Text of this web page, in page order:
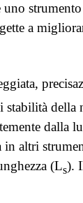
a
stabilità della
dalla
in altri
(Ls).